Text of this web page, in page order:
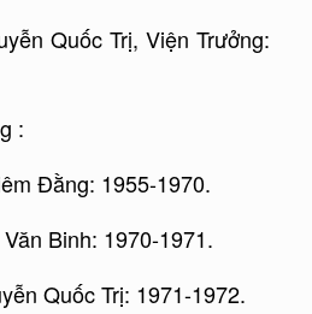
Trị, Viện Trưởng:
:
1955-1970.
Binh: 1970-1971.
Trị: 1971-1972.